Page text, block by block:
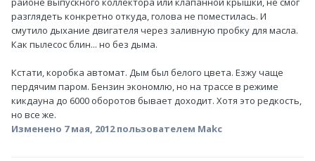
разглядеть конкретно откуда, голова не поместилась. И
смутило дыхание двигателя через заливную пробку для масла.
Как пылесос блин... но без дыма.
Кстати, коробка автомат. Дым был белого цвета. Езжу чаще
пердячим паром. Бензин экономлю, но на трассе в режиме
кикдауна до 6000 оборотов бывает доходит. Хотя это редкость,
но все же.
Изменено 7 мая, 2012пользователем Makc